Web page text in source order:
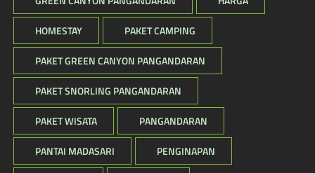
HOMESTAY PAKET CAMPING
PAKET GREEN CANYON PANGANDARAN
PAKET SNORLING PANGANDARAN
PAKET WISATA PANGANDARAN
PANTAI MADASARI PENGINAPAN